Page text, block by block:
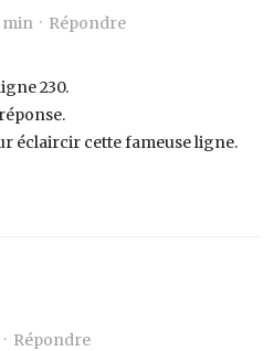
· Répondre
230.
éclaircir cette fameuse ligne.
Répondre